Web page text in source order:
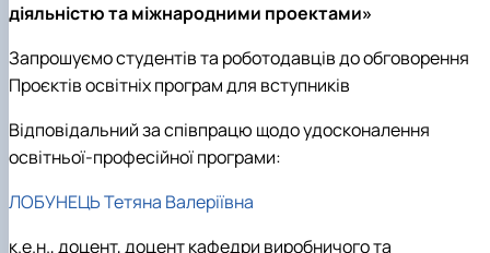
діяльністю та міжнародними проектами»
Запрошуємо студентів та роботодавців до обговорення
Проєктів освітніх програм для вступників
Відповідальний за співпрацю щодо удосконалення
освітньої-професійної програми:
ЛОБУНЕЦЬ Тетяна Валеріївна
к.е.н., доцент, доцент кафедри виробничого та